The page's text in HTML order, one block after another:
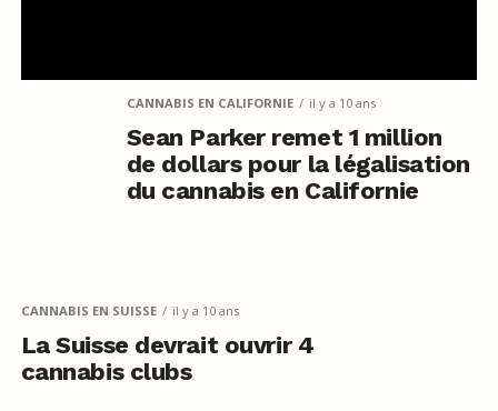
CANNABIS EN CALIFORNIE il y a 10 ans
Sean Parker remet 1 million
de dollars pour la légalisation
du cannabis en Californie
CANNABIS EN SUISSE il y a 10 ans
La Suisse devrait ouvrir 4
cannabis clubs